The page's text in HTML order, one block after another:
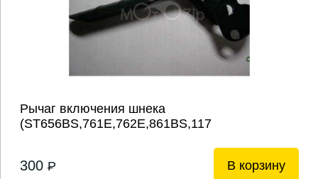
Рычаг включения шнека
(ST656BS,761E,762Е,861BS,117
300 P В корзину